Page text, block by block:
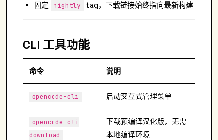
固定
nightly tag，下载链接始终指向最新构建
CLI 工具功能
命令 说明
opencode-cli 启动交互式管理菜单
opencode-cli
download
下载预编译汉化版，无需
本地编译环境